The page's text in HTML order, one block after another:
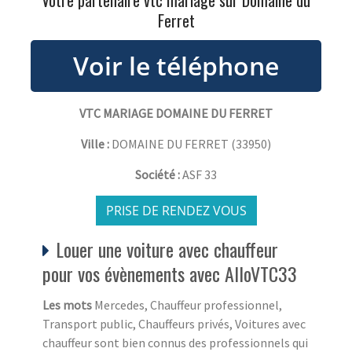
Ferret
VTC MARIAGE DOMAINE DU FERRET
Ville : DOMAINE DU FERRET (33950)
Société :ASF 33
PRISE DE RENDEZ VOUS
Louer une voiture avec chauffeur
pour vos évènements avec AlloVTC33
Les mots Mercedes, Chauffeur professionnel,
Transport public, Chauffeurs privés, Voitures avec
chauffeur sont bien connus des professionnels qui